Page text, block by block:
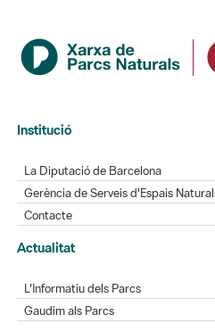
Institució
La Diputació de Barcelona
Gerència de Serveis d'Espais
Contacte
Actualitat
L'Informatiu dels Parcs
Gaudim als Parcs